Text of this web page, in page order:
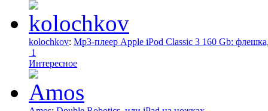
kolochkov: Mp3-плеер Apple iPod Classic 3 160 Gb:
1
Интересное